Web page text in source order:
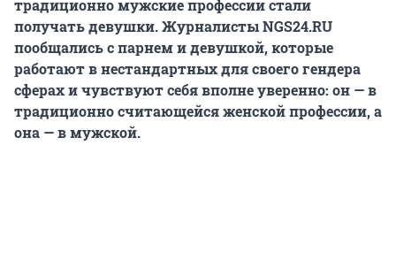
традиционно мужские профессии стали
получать девушки. Журналисты NGS24.RU
пообщались с парнем и девушкой, которые
работают в нестандартных для своего гендера
сферах и чувствуют себя вполне уверенно: он — в
традиционно считающейся женской профессии, а
она — в мужской.